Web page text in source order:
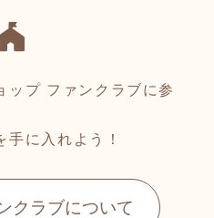
ップ ファンクラブに参
に入れよう！
クラブについて